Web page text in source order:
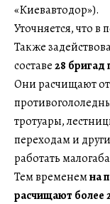
«Киевавтодор»).
Уточняется, что
Также
составе28 бригад
Они расчищают
тротуары,
переходам и
работать
Тем временемна
расчищают более